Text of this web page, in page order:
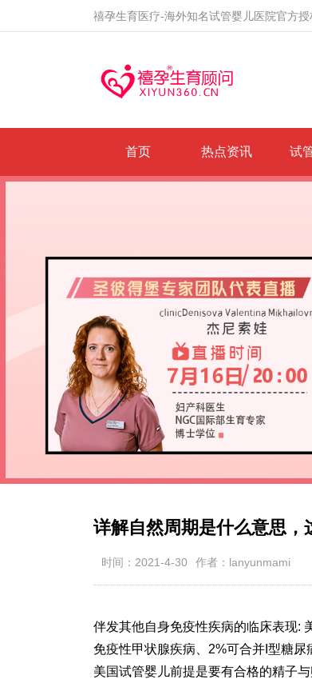
禧孕生育医疗-海外知名试管婴儿医院官方
首页 热点资讯 试
详解自然周期是什么意思，
时间：2021-4-30 作者：lanyunmami
伴发其他自身免疫性疾病的临床表现:
免疫性甲状腺疾病、2%可合并I型糖尿
美国试管婴儿前提是要有合格的精子